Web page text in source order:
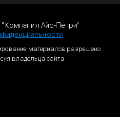
Айс-Петри"
материалов разрешено
владельца сайта